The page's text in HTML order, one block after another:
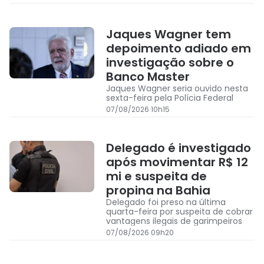
Jaques Wagner tem
depoimento adiado em
investigação sobre o
Banco Master
Jaques Wagner seria ouvido nesta
sexta-feira pela Polícia Federal
07/08/2026 10h15
Delegado é investigado
após movimentar R$ 12
mi e suspeita de
propina na Bahia
Delegado foi preso na última
quarta-feira por suspeita de cobrar
vantagens ilegais de garimpeiros
07/08/2026 09h20